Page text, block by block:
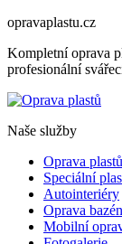
opravaplastu.cz
Kompletní oprava
profesionální
Naše služby
Oprava plastů
Speciální
Autointeriéry
Oprava
Mobilní